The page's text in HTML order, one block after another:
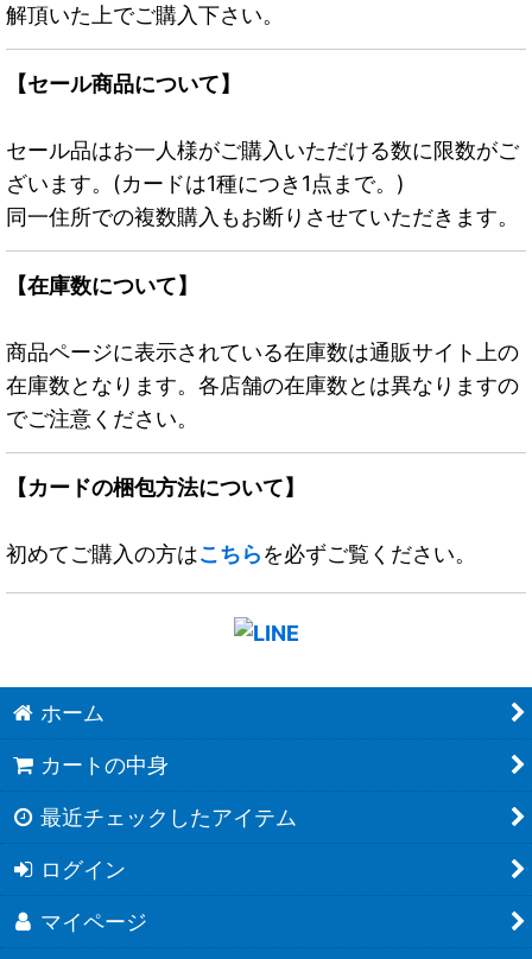
解頂いた上でご購入下さい。
【セール商品について】
セール品はお一人様がご購入いただける数に限数がご
ざいます。(カードは1種につき1点まで。)
同一住所での複数購入もお断りさせていただきます。
【在庫数について】
商品ページに表示されている在庫数は通販サイト上の
在庫数となります。各店舗の在庫数とは異なりますの
でご注意ください。
【カードの梱包方法について】
初めてご購入の方はこちらを必ずご覧ください。
ホーム
カートの中身
最近チェックしたアイテム
ログイン
マイページ